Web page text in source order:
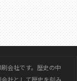
会社です。歴史の中
社として歴史を刻み